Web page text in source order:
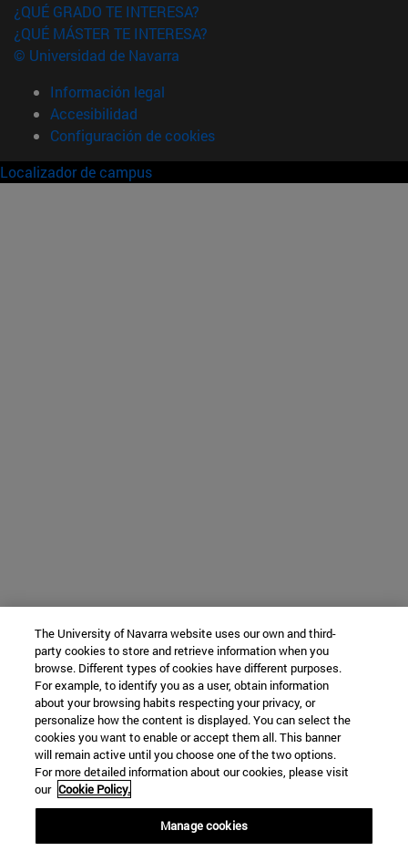
¿QUÉ GRADO TE INTERESA?
¿QUÉ MÁSTER TE INTERESA?
© Universidad de Navarra
Información legal
Accesibilidad
Configuración de cookies
Localizador de campus
The University of Navarra website uses our own and third-
party cookies to store and retrieve information when you
browse. Different types of cookies have different purposes.
For example, to identify you as a user, obtain information
about your browsing habits respecting your privacy, or
personalize how the content is displayed. You can select the
cookies you want to enable or accept them all. This banner
will remain active until you choose one of the two options.
For more detailed information about our cookies, please visit
our Cookie Policy.
Manage cookies